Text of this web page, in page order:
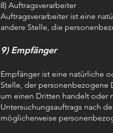
8) Auftragsverarbeiter
Auftragsverarbeiter ist eine
andere Stelle, die
9) Empfänger
Empfänger ist eine natürliche
Stelle, der personenbezogene
um einen Dritten handelt oder
Untersuchungsauftrags nach
möglicherweise